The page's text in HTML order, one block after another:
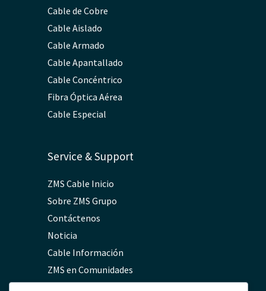
Cable de Cobre
Cable Aislado
Cable Armado
Cable Apantallado
Cable Concéntrico
Fibra Óptica Aérea
Cable Especial
Service & Support
ZMS Cable Inicio
Sobre ZMS Grupo
Contáctenos
Noticia
Cable Información
ZMS en Comunidades